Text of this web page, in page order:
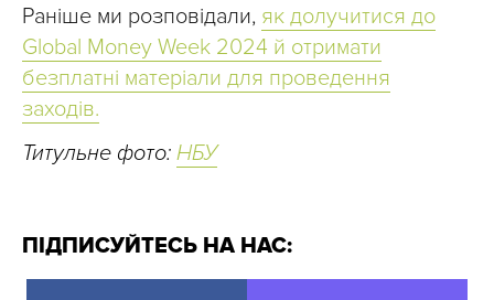
Раніше ми розповідали, як долучитися до
Global Money Week 2024 й отримати
безплатні матеріали для проведення
заходів.
Титульне фото: НБУ
ПІДПИСУЙТЕСЬ НА НАС: